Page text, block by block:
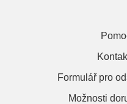
Formulář pro
Možnosti